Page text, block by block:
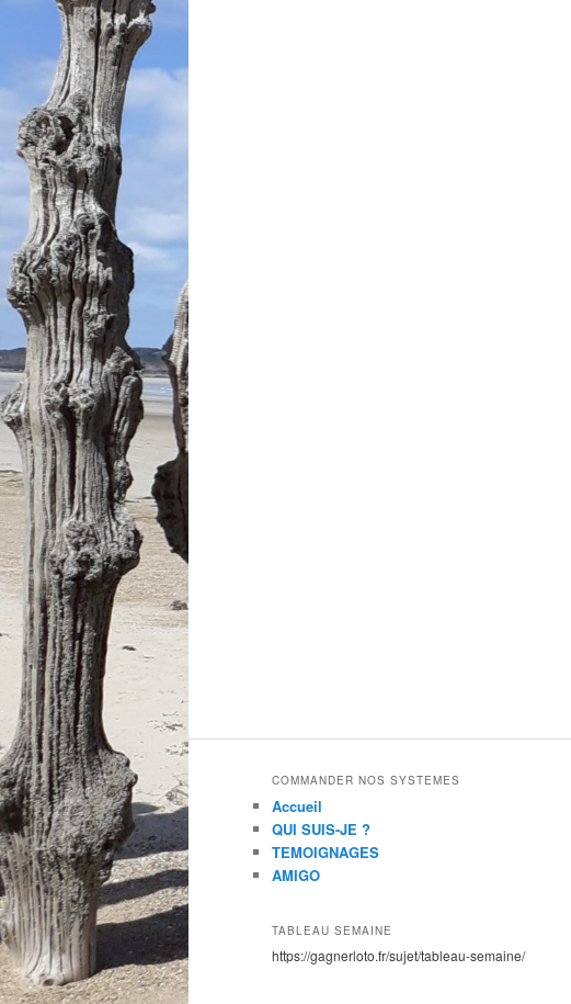
COMMANDER NOS SYSTEMES
Accueil
QUI SUIS-JE ?
TEMOIGNAGES
AMIGO
TABLEAU SEMAINE
https://gagnerloto.fr/sujet/tableau-semaine/